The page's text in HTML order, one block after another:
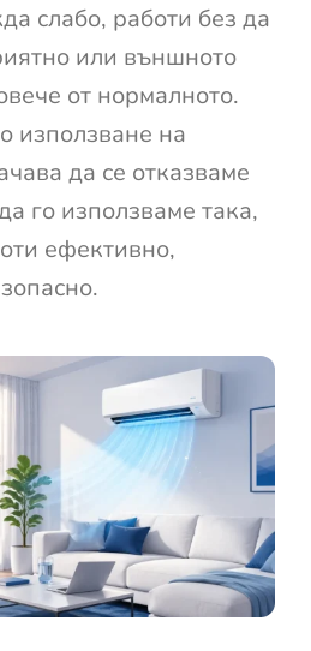
слабо, работи без да
или външното
от нормалното.
използване на
да се отказваме
го използваме така,
ефективно,